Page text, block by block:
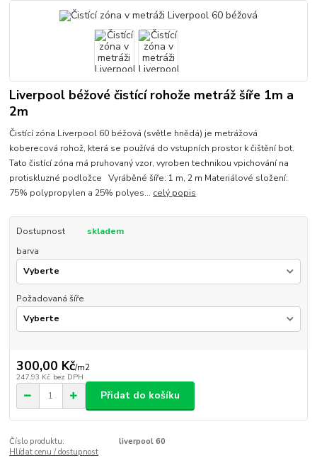
Liverpool béžové čistící rohože metráž šíře 1m a
2m
Čistící zóna Liverpool 60 béžová (světle hnědá) je metrážová
koberecová rohož, která se používá do vstupních prostor k čištění bot.
Tato čistící zóna má pruhovaný vzor, vyroben technikou vpichování na
protiskluzné podložce Vyráběné šíře: 1 m, 2 m Materiálové složení:
75% polypropylen a 25% polyes... celý popis
Dostupnost
skladem
barva
Požadovaná šíře
300,00 Kč/m2
247,93 Kč bez DPH
Přidat do košíku
Číslo produktu:
liverpool 60
Hlídat cenu / dostupnost